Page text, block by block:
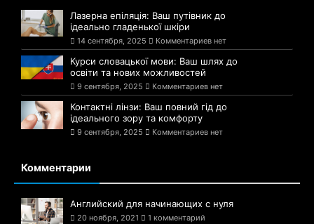
Лазерна епіляція: Ваш путівник до
ідеально гладенької шкіри
14 сентября, 2025 Комментариев нет
Курси словацької мови: Ваш шлях до
освіти та нових можливостей
9 сентября, 2025 Комментариев нет
Контактні лінзи: Ваш повний гід до
ідеального зору та комфорту
9 сентября, 2025 Комментариев нет
Комментарии
Английский для начинающих с нуля
20 ноября, 2021 1 комментарий